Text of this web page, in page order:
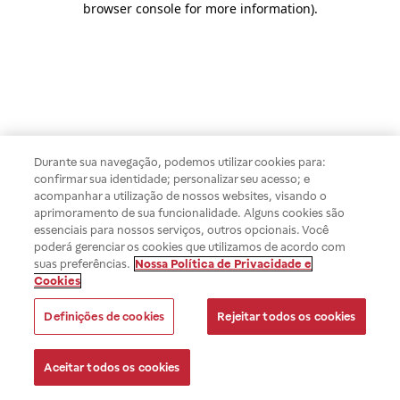
browser console for more information).
Durante sua navegação, podemos utilizar cookies para:
confirmar sua identidade; personalizar seu acesso; e
acompanhar a utilização de nossos websites, visando o
aprimoramento de sua funcionalidade. Alguns cookies são
essenciais para nossos serviços, outros opcionais. Você
poderá gerenciar os cookies que utilizamos de acordo com
suas preferências. Nossa Política de Privacidade e
Cookies
Definições de cookies Rejeitar todos os cookies
Aceitar todos os cookies